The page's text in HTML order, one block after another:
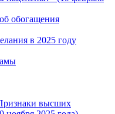
обогащения
в 2025 году
высших